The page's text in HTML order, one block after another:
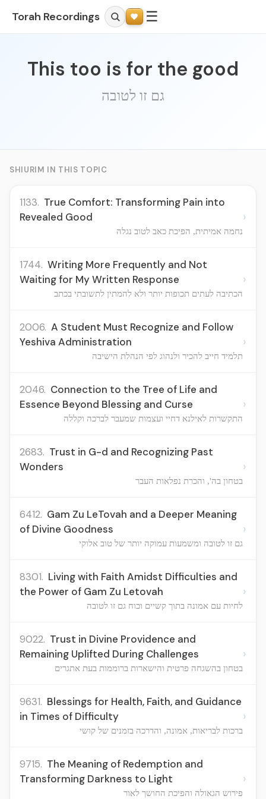
Torah Recordings ☰
This too is for the good
גם זו לטובה
SHIURIM IN THIS TOPIC
1133. True Comfort: Transforming Pain into
Revealed Good
נחמה אמיתית, הפיכת כאב לטוב נגלה
›
1744. Writing More Frequently and Not
Waiting for My Written Response
הכתיבה לעתים תכופות יותר ולא להמתין לתשובתי בכתב
›
2006. A Student Must Recognize and Follow
Yeshiva Administration
תלמיד חייב להכיר ולנהוג לפי הנהלת הישיבה
›
2046. Connection to the Tree of Life and
Essence Beyond Blessing and Curse
התקשרות לאילנא דחיי ועצמות שמעבר לברכה וקללה
›
2683. Trust in G-d and Recognizing Past
Wonders
בטחון בה', והכרת נפלאות העבר
›
6412. Gam Zu LeTovah and a Deeper Meaning
of Divine Goodness
גם זו לטובה ומשמעות עמוקה יותר של טוב אלוקי
›
8301. Living with Faith Amidst Difficulties and
the Power of Gam Zu Letovah
לחיות עם אמונה בתוך קשיים וכוח גם זו לטובה
›
9022. Trust in Divine Providence and
Remaining Uplifted During Challenges
בטחון בהשגחה פרטית והישארות ברוממות בעת אתגרים
›
9631. Blessings for Health, Faith, and Guidance
in Times of Difficulty
ברכות לבריאות, אמונה, והדרכה בזמנים של קושי
›
9715. The Meaning of Redemption and
Transforming Darkness to Light
פירוש הגאולה והפיכת החושך לאור
›